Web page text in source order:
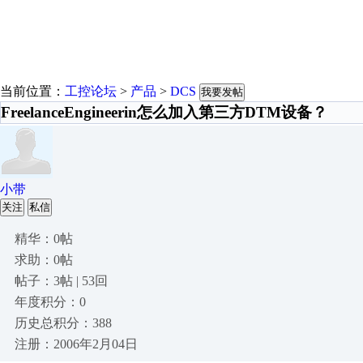
当前位置： 工控论坛 > 产品 > DCS 我要发帖
FreelanceEngineerin怎么加入第三方DTM设备？
小带
关注 私信
精华：0帖
求助：0帖
帖子：3帖 | 53回
年度积分：0
历史总积分：388
注册：2006年2月04日